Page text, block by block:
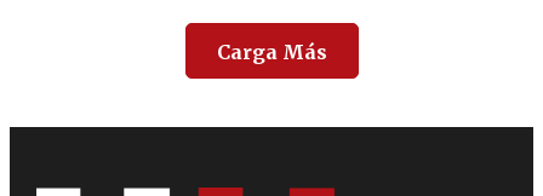
Carga Más